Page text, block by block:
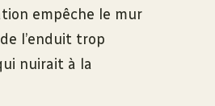
empêche le mur
l’enduit trop
nuirait à la